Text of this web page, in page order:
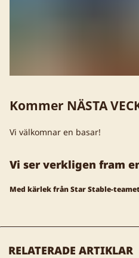
Kommer NÄSTA
Vi välkomnar en basar!
Vi ser verkligen fram
Med kärlek från Star Stable-
RELATERADE ARTIKLAR